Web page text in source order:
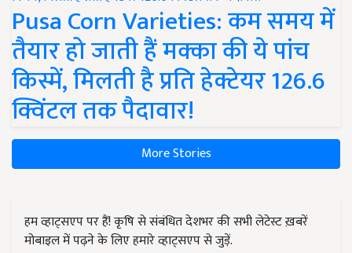
Pusa Corn Varieties: कम समय में
तैयार हो जाती हैं मक्का की ये पांच
किस्में, मिलती है प्रति हेक्टेयर 126.6
क्विंटल तक पैदावार!
More Stories
हम व्हाट्सएप पर हैं! कृषि से संबंधित देशभर की सभी लेटेस्ट ख़बरें
मोबाइल में पढ़ने के लिए हमारे व्हाट्सएप से जुड़ें.